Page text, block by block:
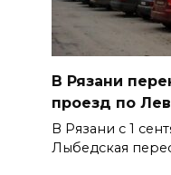
В Рязани
проезд по
В Рязани с 1
Лыбедская